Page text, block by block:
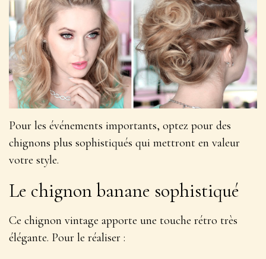
Pour les événements importants, optez pour des
chignons plus sophistiqués qui mettront en valeur
votre style.
Le chignon banane sophistiqué
Ce chignon vintage apporte une touche rétro très
élégante. Pour le réaliser :